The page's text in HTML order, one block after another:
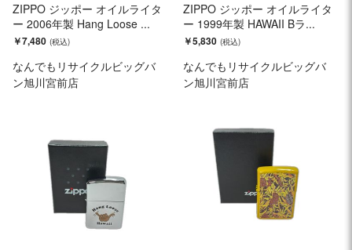
ZIPPO ジッポー オイルライタ
ー 2006年製 Hang Loose ...
￥7,480
なんでもリサイクルビッグバ
ン旭川宮前店
ZIPPO ジッポー オイルライタ
ー 1999年製 HAWAII Bラ...
￥5,830
なんでもリサイクルビッグバ
ン旭川宮前店